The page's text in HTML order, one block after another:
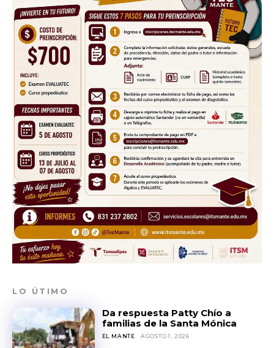
LO ÚTIMO
Da respuesta Patty Chío a
familias de la Santa Mónica
EL MANTE AGOSTO 1, 2026